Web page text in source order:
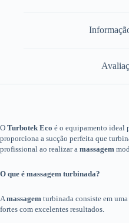
O Turbotek Eco é o equipamento ideal
proporciona a sucção perfeita que
profissional ao realizar a massagem
O que é massagem turbinada?
A massagem turbinada consiste em uma
fortes com excelentes resultados.